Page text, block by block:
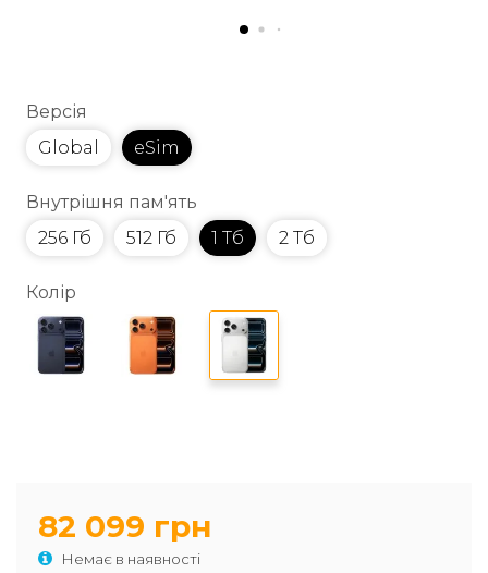
Версія
Global
eSim
Внутрішня пам'ять
256 Гб
512 Гб 1 Тб 2 Тб
Колір
82 099 грн
Немає в наявності